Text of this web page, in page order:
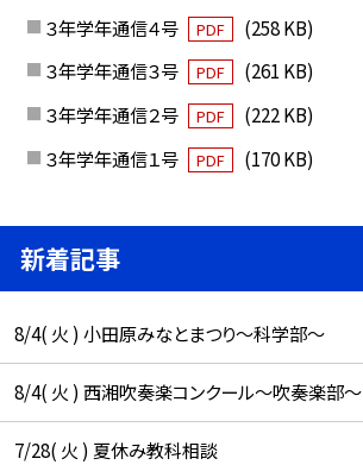
３年学年通信４号
PDF
(258 KB)
３年学年通信３号
PDF
(261 KB)
３年学年通信２号
PDF
(222 KB)
３年学年通信１号
PDF (170 KB)
新着記事
8/4( 火 ) 小田原みなとまつり～科学部～
8/4( 火 ) 西湘吹奏楽コンクール～吹奏楽部～
7/28( 火 ) 夏休み教科相談